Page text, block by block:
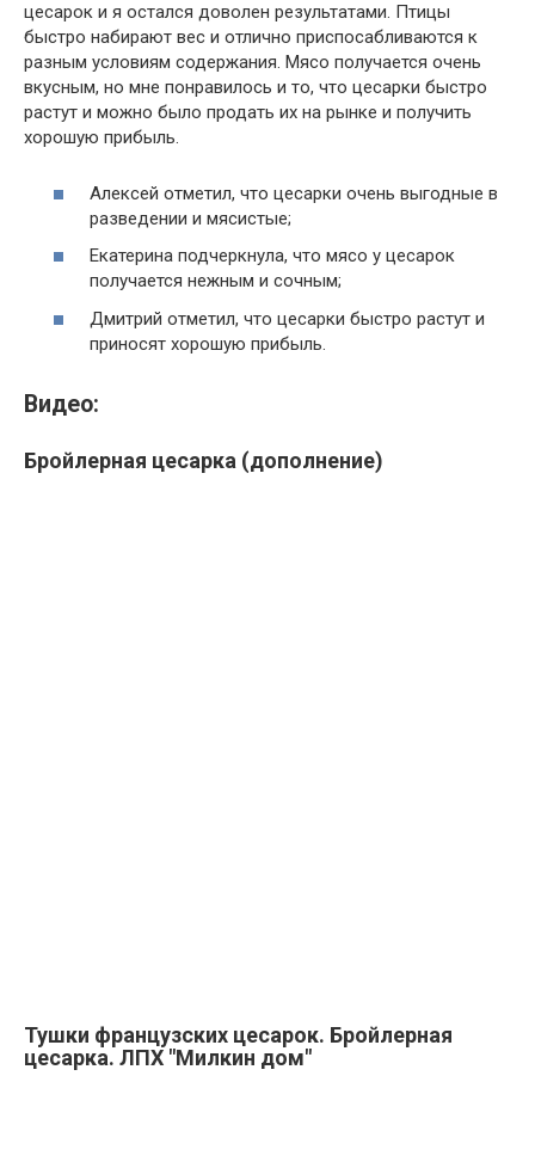
цесарок и я остался доволен результатами. Птицы
быстро набирают вес и отлично приспосабливаются к
разным условиям содержания. Мясо получается очень
вкусным, но мне понравилось и то, что цесарки быстро
растут и можно было продать их на рынке и получить
хорошую прибыль.
Алексей отметил, что цесарки очень выгодные в
разведении и мясистые;
Екатерина подчеркнула, что мясо у цесарок
получается нежным и сочным;
Дмитрий отметил, что цесарки быстро растут и
приносят хорошую прибыль.
Видео:
Бройлерная цесарка (дополнение)
Тушки французских цесарок. Бройлерная
цесарка. ЛПХ "Милкин дом"